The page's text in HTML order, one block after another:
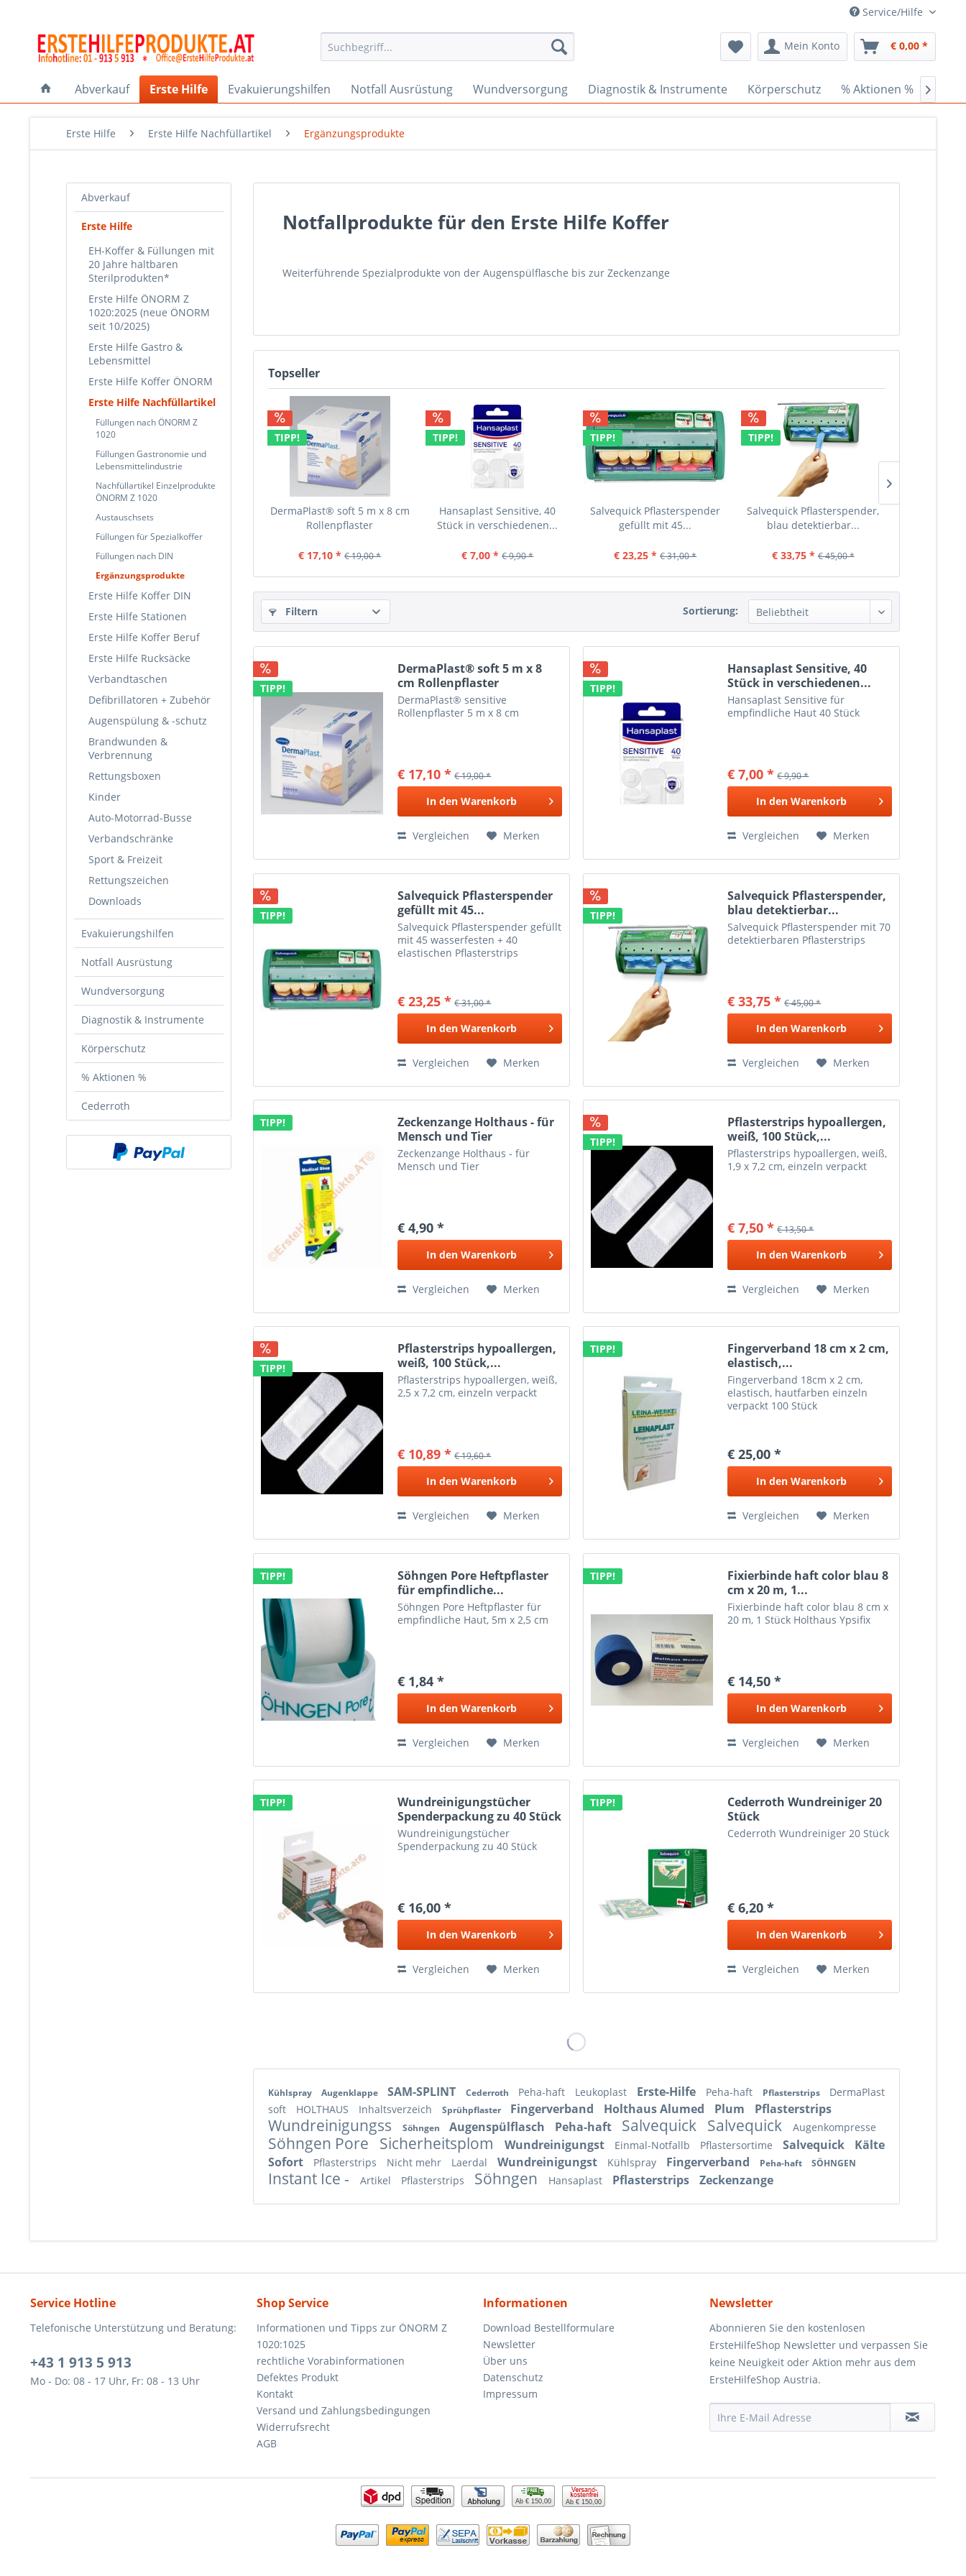
Service/Hilfe
Mein Konto € 0,00 *
Abverkauf Erste Hilfe Evakuierungshilfen Notfall Ausrüstung Wundversorgung Diagnostik & Instrumente Körperschutz % Aktionen % 
Erste Hilfe Erste Hilfe Nachfüllartikel Ergänzungsprodukte
Abverkauf
Erste Hilfe
EH-Koffer & Füllungen mit
20 Jahre haltbaren
Sterilprodukten*
Erste Hilfe ÖNORM Z
1020:2025 (neue ÖNORM
seit 10/2025)
Erste Hilfe Gastro &
Lebensmittel
Erste Hilfe Koffer ÖNORM
Erste Hilfe Nachfüllartikel
Füllungen nach ÖNORM Z
1020
Füllungen Gastronomie und
Lebensmittelindustrie
Nachfüllartikel Einzelprodukte
ÖNORM Z 1020
Austauschsets
Füllungen für Spezialkoffer
Füllungen nach DIN
Ergänzungsprodukte
Erste Hilfe Koffer DIN
Erste Hilfe Stationen
Erste Hilfe Koffer Beruf
Erste Hilfe Rucksäcke
Verbandtaschen
Defibrillatoren + Zubehör
Augenspülung & -schutz
Brandwunden &
Verbrennung
Rettungsboxen
Kinder
Auto-Motorrad-Busse
Verbandschränke
Sport & Freizeit
Rettungszeichen
Downloads
Evakuierungshilfen
Notfall Ausrüstung
Wundversorgung
Diagnostik & Instrumente
Körperschutz
% Aktionen %
Cederroth
Notfallprodukte für den Erste Hilfe Koffer
Weiterführende Spezialprodukte von der Augenspülflasche bis zur Zeckenzange
Topseller
TIPP!
DermaPlast® soft 5 m x 8 cm
Rollenpflaster
€ 17,10 * € 19,00 *
TIPP!
Hansaplast Sensitive, 40
Stück in verschiedenen...
€ 7,00 * € 9,90 *
TIPP!
Salvequick Pflasterspender
gefüllt mit 45...
€ 23,25 * € 31,00 *
TIPP!
Salvequick Pflasterspender,
blau detektierbar...
€ 33,75 * € 45,00 *
Filtern Sortierung:
TIPP!
DermaPlast® soft 5 m x 8
cm Rollenpflaster
DermaPlast® sensitive
Rollenpflaster 5 m x 8 cm
€ 17,10 * € 19,00 *
In den Warenkorb
Vergleichen Merken
TIPP!
Hansaplast Sensitive, 40
Stück in verschiedenen...
Hansaplast Sensitive für
empfindliche Haut 40 Stück
€ 7,00 * € 9,90 *
In den Warenkorb
Vergleichen Merken
TIPP!
Salvequick Pflasterspender
gefüllt mit 45...
Salvequick Pflasterspender gefüllt
mit 45 wasserfesten + 40
elastischen Pflasterstrips
€ 23,25 * € 31,00 *
In den Warenkorb
Vergleichen Merken
TIPP!
Salvequick Pflasterspender,
blau detektierbar...
Salvequick Pflasterspender mit 70
detektierbaren Pflasterstrips
€ 33,75 * € 45,00 *
In den Warenkorb
Vergleichen Merken
TIPP!
Zeckenzange Holthaus - für
Mensch und Tier
Zeckenzange Holthaus - für
Mensch und Tier
€ 4,90 *
In den Warenkorb
Vergleichen Merken
TIPP!
Pflasterstrips hypoallergen,
weiß, 100 Stück,...
Pflasterstrips hypoallergen, weiß,
1,9 x 7,2 cm, einzeln verpackt
€ 7,50 * € 13,50 *
In den Warenkorb
Vergleichen Merken
TIPP!
Pflasterstrips hypoallergen,
weiß, 100 Stück,...
Pflasterstrips hypoallergen, weiß,
2,5 x 7,2 cm, einzeln verpackt
€ 10,89 * € 19,60 *
In den Warenkorb
Vergleichen Merken
TIPP!
Fingerverband 18 cm x 2 cm,
elastisch,...
Fingerverband 18cm x 2 cm,
elastisch, hautfarben einzeln
verpackt 100 Stück
€ 25,00 *
In den Warenkorb
Vergleichen Merken
TIPP!
Söhngen Pore Heftpflaster
für empfindliche...
Söhngen Pore Heftpflaster für
empfindliche Haut, 5m x 2,5 cm
€ 1,84 *
In den Warenkorb
Vergleichen Merken
TIPP!
Fixierbinde haft color blau 8
cm x 20 m, 1...
Fixierbinde haft color blau 8 cm x
20 m, 1 Stück Holthaus Ypsifix
€ 14,50 *
In den Warenkorb
Vergleichen Merken
TIPP!
Wundreinigungstücher
Spenderpackung zu 40 Stück
Wundreinigungstücher
Spenderpackung zu 40 Stück
€ 16,00 *
In den Warenkorb
Vergleichen Merken
TIPP!
Cederroth Wundreiniger 20
Stück
Cederroth Wundreiniger 20 Stück
€ 6,20 *
In den Warenkorb
Vergleichen Merken
Kühlspray Augenklappe SAM-SPLINT Cederroth Peha-haft Leukoplast Erste-Hilfe Peha-haft Pflasterstrips
DermaPlast
soft
HOLTHAUS Inhaltsverzeich Sprühpflaster Fingerverband Holthaus Alumed Plum Pflasterstrips
Wundreinigungss Söhngen Augenspülflasch Peha-haft Salvequick Salvequick Augenkompresse
Söhngen Pore Sicherheitsplom Wundreinigungst Einmal-Notfallb Pflastersortime Salvequick
Kälte
Sofort
Pflasterstrips Nicht mehr Laerdal Wundreinigungst Kühlspray Fingerverband Peha-haft SÖHNGEN
Instant Ice - Artikel Pflasterstrips Söhngen Hansaplast Pflasterstrips Zeckenzange
Service Hotline
Telefonische Unterstützung und Beratung:
+43 1 913 5 913
Mo - Do: 08 - 17 Uhr, Fr: 08 - 13 Uhr
Shop Service
Informationen und Tipps zur ÖNORM Z
1020:1025
rechtliche Vorabinformationen
Defektes Produkt
Kontakt
Versand und Zahlungsbedingungen
Widerrufsrecht
AGB
Informationen
Download Bestellformulare
Newsletter
Über uns
Datenschutz
Impressum
Newsletter
Abonnieren Sie den kostenlosen
ErsteHilfeShop Newsletter und verpassen Sie
keine Neuigkeit oder Aktion mehr aus dem
ErsteHilfeShop Austria.
Ab € 150,00 Ab € 150,00